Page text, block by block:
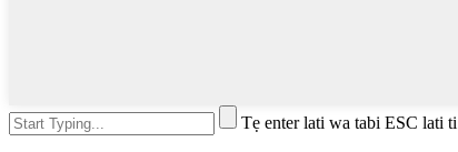
Tẹ enter lati wa tabi ESC lati ti